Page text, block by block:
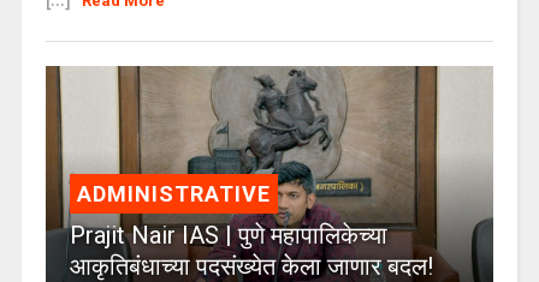
ADMINISTRATIVE
Prajit Nair IAS | पुणे महापालिकेच्या
आकृतिबंधाच्या पदसंख्येत केला जाणार बदल!